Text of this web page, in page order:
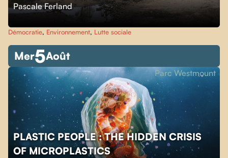
Pascale Ferland
Démocratie, Environnement, Lutte sociale
Mer5Août
PLASTIC PEOPLE : THE HIDDEN CRISIS
OF MICROPLASTICS
Parc Westmount